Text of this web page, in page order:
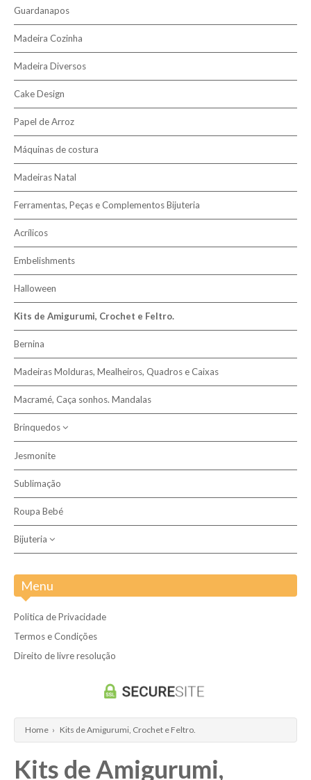
Guardanapos
Madeira Cozinha
Madeira Diversos
Cake Design
Papel de Arroz
Máquinas de costura
Madeiras Natal
Ferramentas, Peças e Complementos Bijuteria
Acrílicos
Embelishments
Halloween
Kits de Amigurumi, Crochet e Feltro.
Bernina
Madeiras Molduras, Mealheiros, Quadros e Caixas
Macramé, Caça sonhos. Mandalas
Brinquedos
Dos 3 aos 6 anos
Dos 0 aos 3 anos
Jesmonite
Sublimação
Roupa Bebé
Bijuteria
Menu
Politica de Privacidade
Termos e Condições
Direito de livre resolução
Home › Kits de Amigurumi, Crochet e Feltro.
Kits de Amigurumi,